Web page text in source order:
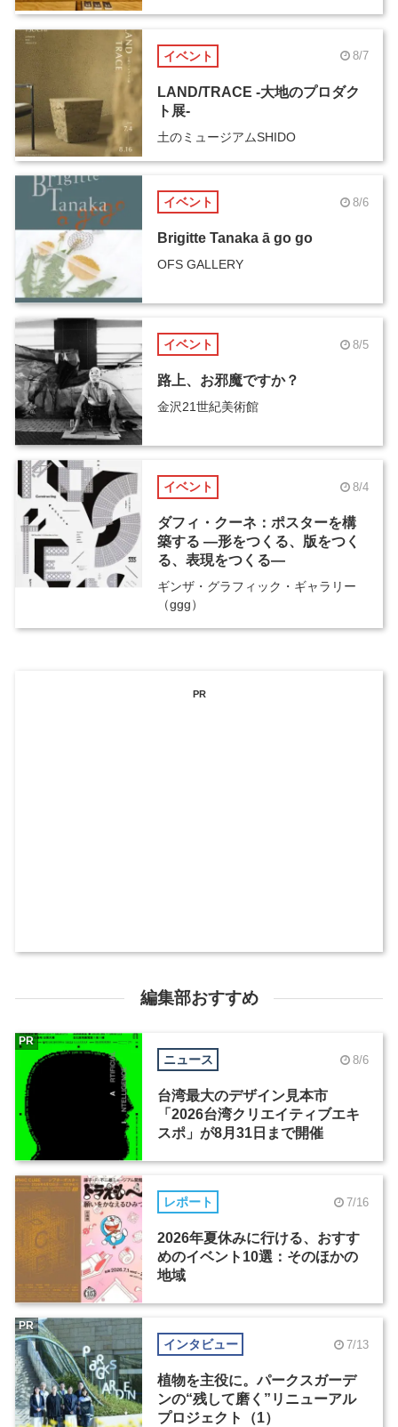
イベント 8/7
LAND/TRACE -大地のプロダク
ト展-
土のミュージアムSHIDO
イベント 8/6
Brigitte Tanaka ā go go
OFS GALLERY
イベント 8/5
路上、お邪魔ですか？
金沢21世紀美術館
イベント 8/4
ダフィ・クーネ：ポスターを構
築する ―形をつくる、版をつく
る、表現をつくる―
ギンザ・グラフィック・ギャラリー
（ggg）
PR
編集部おすすめ
ニュース 8/6
台湾最大のデザイン見本市
「2026台湾クリエイティブエキ
スポ」が8月31日まで開催
PR
レポート 7/16
2026年夏休みに行ける、おすす
めのイベント10選：そのほかの
地域
インタビュー 7/13
植物を主役に。パークスガーデ
ンの“残して磨く”リニューアル
プロジェクト（1）
PR